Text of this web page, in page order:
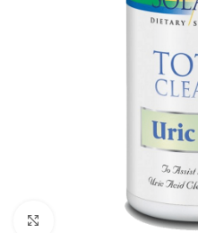
Click to enlarge